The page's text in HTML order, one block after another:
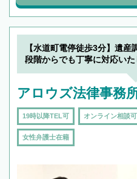
【水道町電停徒歩3分】遺
段階からでも丁寧に対応い
アロウズ法律事務
19時以降TEL可 オンライン相談可
女性弁護士在籍